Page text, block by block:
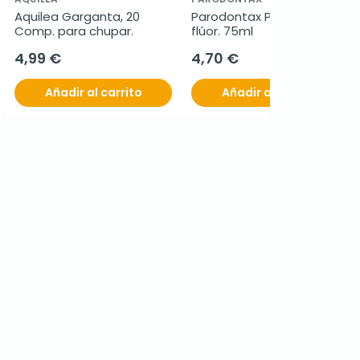
Aquilea Garganta, 20
Comp. para chupar.
4,99 €
Añadir al carrito
Parodontax Pasta sin
flúor. 75ml
4,70 €
Añadir al carrito